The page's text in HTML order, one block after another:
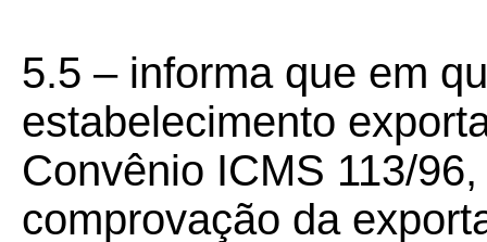
5.5 – informa que em
estabelecimento
Convênio ICMS 113/
comprovação da